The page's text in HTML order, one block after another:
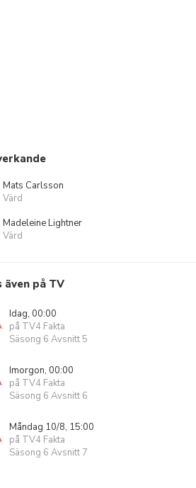
Mats Carlsson
Värd
Madeleine Lightner
Värd
även på TV
Idag, 00:00
på TV4 Fakta
Säsong 6 Avsnitt 5
Imorgon, 00:00
på TV4 Fakta
Säsong 6 Avsnitt 6
Måndag 10/8, 15:00
på TV4 Fakta
Säsong 6 Avsnitt 7